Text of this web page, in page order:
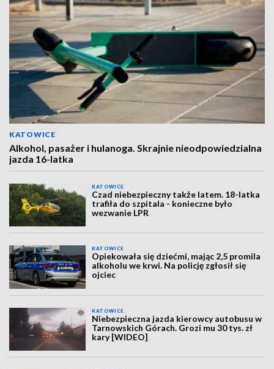
KATOWICE
Alkohol, pasażer i hulanoga. Skrajnie nieodpowiedzialna
jazda 16-latka
KATOWICE
Czad niebezpieczny także latem. 18-latka
trafiła do szpitala - konieczne było
wezwanie LPR
KATOWICE
Opiekowała się dziećmi, mając 2,5 promila
alkoholu we krwi. Na policję zgłosił się
ojciec
KATOWICE
Niebezpieczna jazda kierowcy autobusu w
Tarnowskich Górach. Grozi mu 30 tys. zł
kary [WIDEO]